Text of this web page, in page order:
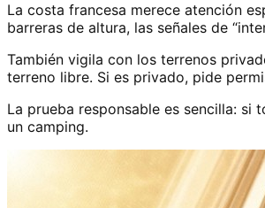
La costa francesa merece atención
barreras de altura, las señales de
También vigila con los terrenos
terreno libre. Si es privado, pide
La prueba responsable es sencilla: si
un camping.